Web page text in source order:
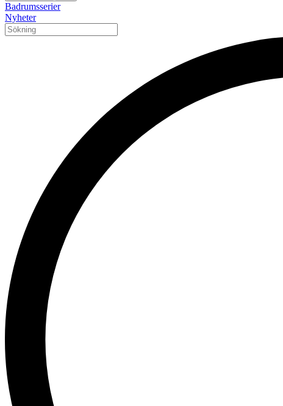
Badrumsserier
Nyheter